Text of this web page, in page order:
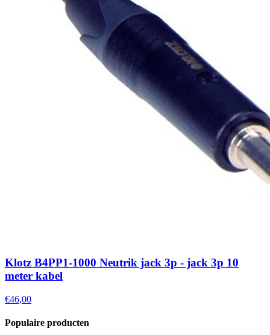
Klotz B4PP1-1000 Neutrik jack 3p - jack 3p 10
meter kabel
€46,00
Populaire producten